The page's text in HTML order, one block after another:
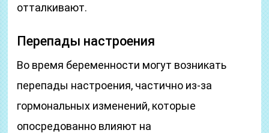
отталкивают.
Перепады настроения
Во время беременности могут возникать
перепады настроения, частично из-за
гормональных изменений, которые
опосредованно влияют на